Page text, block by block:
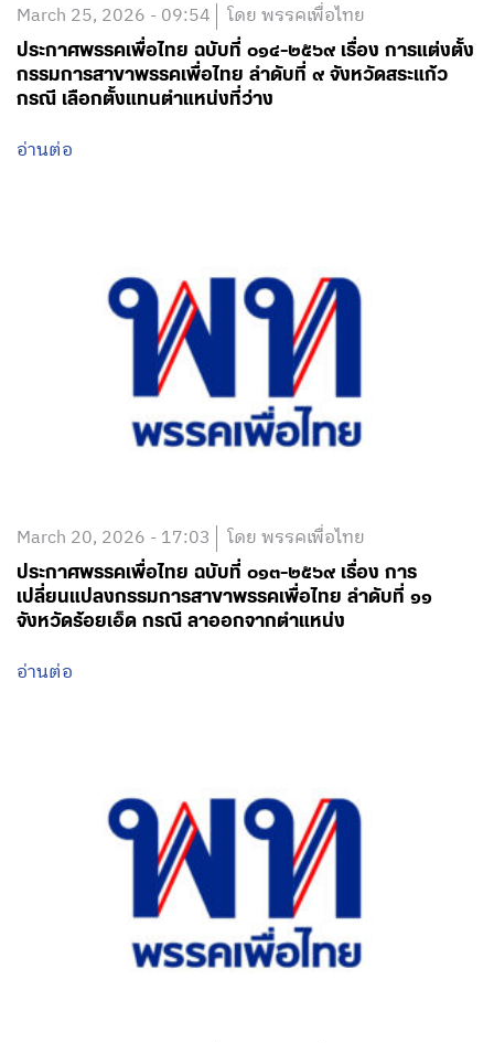
March 25, 2026 - 09:54 โดย พรรคเพื่อไทย
ประกาศพรรคเพื่อไทย ฉบับที่ ๐๑๔-๒๕๖๙ เรื่อง การแต่งตั้ง
กรรมการสาขาพรรคเพื่อไทย ลำดับที่ ๙ จังหวัดสระแก้ว
กรณี เลือกตั้งแทนตำแหน่งที่ว่าง
อ่านต่อ
March 20, 2026 - 17:03 โดย พรรคเพื่อไทย
ประกาศพรรคเพื่อไทย ฉบับที่ ๐๑๓-๒๕๖๙ เรื่อง การ
เปลี่ยนแปลงกรรมการสาขาพรรคเพื่อไทย ลำดับที่ ๑๑
จังหวัดร้อยเอ็ด กรณี ลาออกจากตำแหน่ง
อ่านต่อ